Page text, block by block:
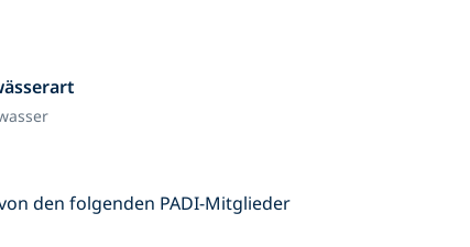
den folgenden PADI-Mitglieder